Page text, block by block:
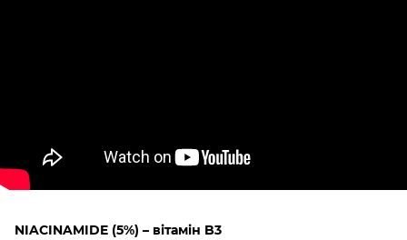
NIACINAMIDE (5%) – вітамін B3